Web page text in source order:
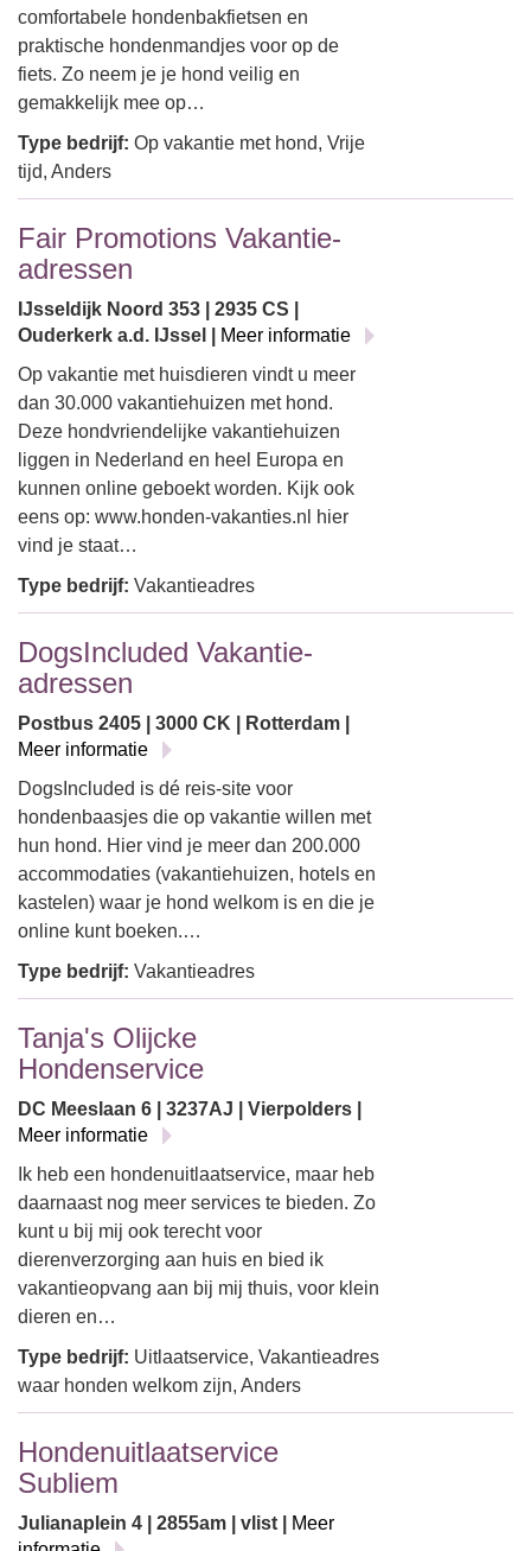
comfortabele hondenbakfietsen en
praktische hondenmandjes voor op de
fiets. Zo neem je je hond veilig en
gemakkelijk mee op…
Type bedrijf: Op vakantie met hond, Vrije
tijd, Anders
Fair Promotions Vakantie-
adressen
IJsseldijk Noord 353 | 2935 CS |
Ouderkerk a.d. IJssel |
Meer informatie
Op vakantie met huisdieren vindt u meer
dan 30.000 vakantiehuizen met hond.
Deze hondvriendelijke vakantiehuizen
liggen in Nederland en heel Europa en
kunnen online geboekt worden. Kijk ook
eens op: www.honden-vakanties.nl hier
vind je staat…
Type bedrijf: Vakantieadres
DogsIncluded Vakantie-
adressen
Postbus 2405 | 3000 CK | Rotterdam |
Meer informatie
DogsIncluded is dé reis-site voor
hondenbaasjes die op vakantie willen met
hun hond. Hier vind je meer dan 200.000
accommodaties (vakantiehuizen, hotels en
kastelen) waar je hond welkom is en die je
online kunt boeken.…
Type bedrijf: Vakantieadres
Tanja's Olijcke
Hondenservice
DC Meeslaan 6 | 3237AJ | Vierpolders |
Meer informatie
Ik heb een hondenuitlaatservice, maar heb
daarnaast nog meer services te bieden. Zo
kunt u bij mij ook terecht voor
dierenverzorging aan huis en bied ik
vakantieopvang aan bij mij thuis, voor klein
dieren en…
Type bedrijf: Uitlaatservice, Vakantieadres
waar honden welkom zijn, Anders
Hondenuitlaatservice
Subliem
Julianaplein 4 | 2855am | vlist |
Meer